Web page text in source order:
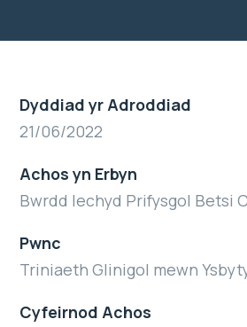
Dyddiad yr Adroddiad
21/06/2022
Achos yn Erbyn
Bwrdd Iechyd Prifysgol Betsi
Pwnc
Triniaeth Glinigol mewn
Cyfeirnod Achos